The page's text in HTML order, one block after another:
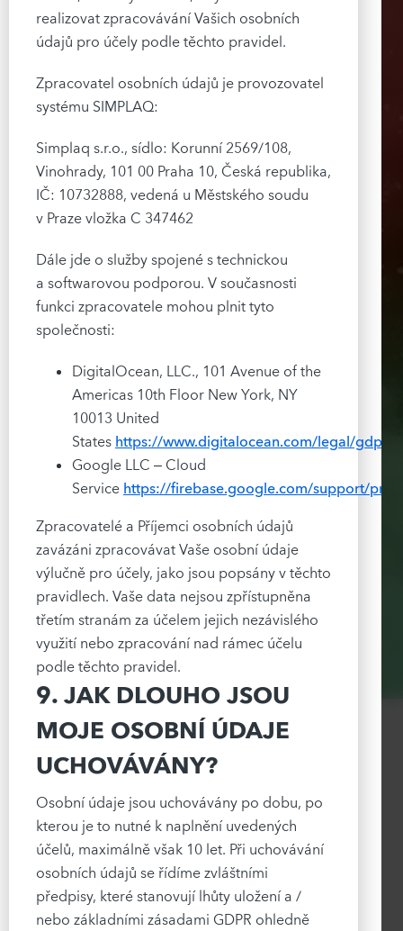
realizovat zpracovávání Vašich osobních
údajů pro účely podle těchto pravidel.
Zpracovatel osobních údajů je provozovatel
systému SIMPLAQ:
Simplaq s.r.o., sídlo: Korunní 2569/108,
Vinohrady, 101 00 Praha 10, Česká republika,
IČ: 10732888, vedená u Městského soudu
v Praze vložka C 347462
Dále jde o služby spojené s technickou
a softwarovou podporou. V současnosti
funkci zpracovatele mohou plnit tyto
společnosti:
DigitalOcean, LLC., 101 Avenue of the
Americas 10th Floor New York, NY
10013 United
States https://www.digitalocean.com/legal/gdpr
Google LLC – Cloud
Service https://firebase.google.com/support/
Zpracovatelé a Příjemci osobních údajů
zavázáni zpracovávat Vaše osobní údaje
výlučně pro účely, jako jsou popsány v těchto
pravidlech. Vaše data nejsou zpřístupněna
třetím stranám za účelem jejich nezávislého
využití nebo zpracování nad rámec účelu
podle těchto pravidel.
9. JAK DLOUHO JSOU
MOJE OSOBNÍ ÚDAJE
UCHOVÁVÁNY?
Osobní údaje jsou uchovávány po dobu, po
kterou je to nutné k naplnění uvedených
účelů, maximálně však 10 let. Při uchovávání
osobních údajů se řídíme zvláštními
předpisy, které stanovují lhůty uložení a /
nebo základními zásadami GDPR ohledně